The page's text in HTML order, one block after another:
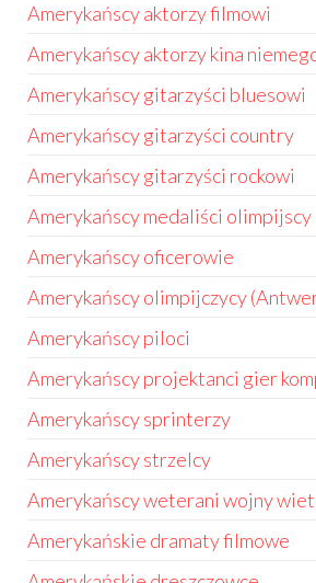
Amerykańscy aktorzy filmowi
Amerykańscy aktorzy kina
Amerykańscy gitarzyści bluesowi
Amerykańscy gitarzyści country
Amerykańscy gitarzyści rockowi
Amerykańscy medaliści olimpijscy
Amerykańscy oficerowie
Amerykańscy olimpijczycy
Amerykańscy piloci
Amerykańscy projektanci gier
Amerykańscy sprinterzy
Amerykańscy strzelcy
Amerykańscy weterani wojny
Amerykańskie dramaty filmowe